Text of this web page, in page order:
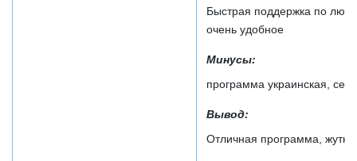
Быстрая поддержка по
очень удобное
Минусы:
программа украинская,
Вывод:
Отличная программа,